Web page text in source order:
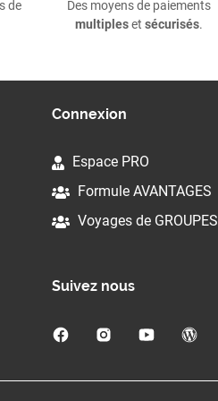
de
Des moyens de paiements
multipleset sécurisés.
Connexion
Espace PRO
Formule AVANTAGES
Voyages de GROUPES
Suivez nous